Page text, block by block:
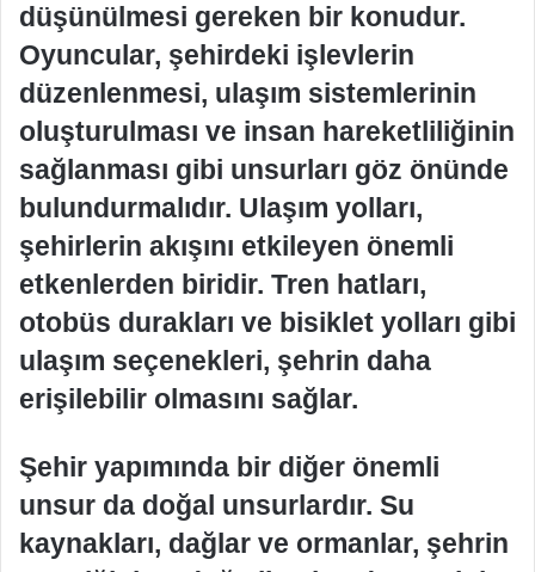
düşünülmesi gereken bir konudur.
Oyuncular, şehirdeki işlevlerin
düzenlenmesi, ulaşım sistemlerinin
oluşturulması ve insan hareketliliğinin
sağlanması gibi unsurları göz önünde
bulundurmalıdır. Ulaşım yolları,
şehirlerin akışını etkileyen önemli
etkenlerden biridir. Tren hatları,
otobüs durakları ve bisiklet yolları gibi
ulaşım seçenekleri, şehrin daha
erişilebilir olmasını sağlar.
Şehir yapımında bir diğer önemli
unsur da doğal unsurlardır. Su
kaynakları, dağlar ve ormanlar, şehrin